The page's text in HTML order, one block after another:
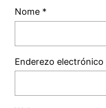
Nome *
Enderezo electrónico